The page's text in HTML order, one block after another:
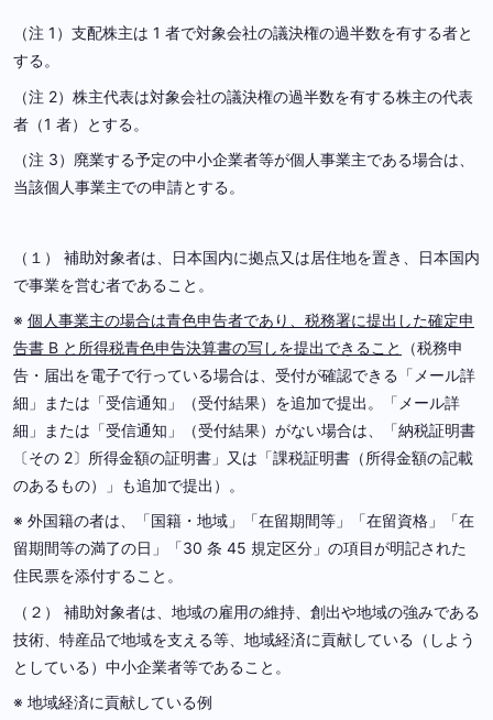
（注 1）支配株主は 1 者で対象会社の議決権の過半数を有する者と
する。
（注 2）株主代表は対象会社の議決権の過半数を有する株主の代表
者（1 者）とする。
（注 3）廃業する予定の中小企業者等が個人事業主である場合は、
当該個人事業主での申請とする。
（１） 補助対象者は、日本国内に拠点又は居住地を置き、日本国内
で事業を営む者であること。
※ 個人事業主の場合は青色申告者であり、税務署に提出した確定申
告書 B と所得税青色申告決算書の写しを提出できること
（税務申
告・届出を電子で行っている場合は、受付が確認できる「メール詳
細」または「受信通知」（受付結果）を追加で提出。「メール詳
細」または「受信通知」（受付結果）がない場合は、「納税証明書
〔その 2〕所得金額の証明書」又は「課税証明書（所得金額の記載
のあるもの）」も追加で提出）。
※ 外国籍の者は、「国籍・地域」「在留期間等」「在留資格」「在
留期間等の満了の日」「30 条 45 規定区分」の項目が明記された
住民票を添付すること。
（２） 補助対象者は、地域の雇用の維持、創出や地域の強みである
技術、特産品で地域を支える等、地域経済に貢献している（しよう
としている）中小企業者等であること。
※ 地域経済に貢献している例